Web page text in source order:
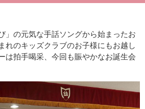
」の元気な手話ソングから始まったお
れのキッズクラブのお子様にもお越し
は拍手喝采、今回も賑やかなお誕生会